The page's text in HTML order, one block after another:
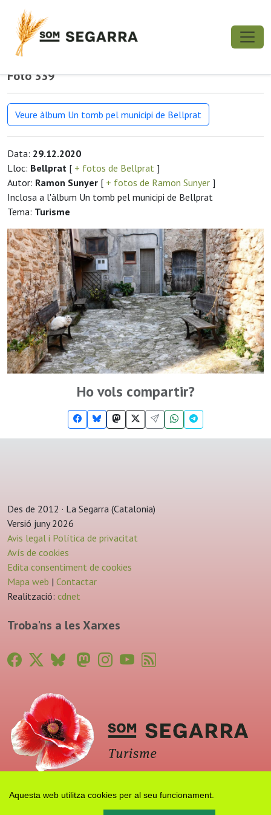
Aquesta web utilitza cookies per al seu funcionament.
Foto 339
Veure àlbum Un tomb pel municipi de Bellprat
Data: 29.12.2020
Lloc: Bellprat [ + fotos de Bellprat ]
Autor: Ramon Sunyer [ + fotos de Ramon Sunyer ]
Inclosa a l'àlbum Un tomb pel municipi de Bellprat
Tema: Turisme
Ho vols compartir?
Des de 2012 · La Segarra (Catalonia)
Versió juny 2026
Avis legal i Política de privacitat
Avís de cookies
Edita consentiment de cookies
Mapa web | Contactar
Realització: cdnet
Troba'ns a les Xarxes